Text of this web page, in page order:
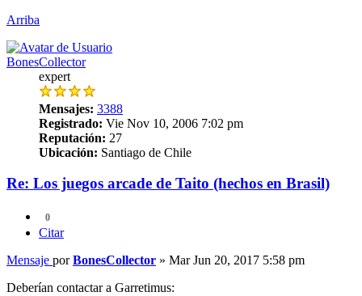
Arriba
BonesCollector
expert
Mensajes: 3388
Registrado: Vie Nov 10, 2006 7:02 pm
Reputación: 27
Ubicación: Santiago de Chile
Re: Los juegos arcade de Taito (hechos en Brasil)
0
Citar
Mensaje porBonesCollector » Mar Jun 20, 2017 5:58 pm
Deberían contactar a Garretimus: